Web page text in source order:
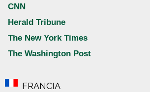
CNN
Herald Tribune
The New York Times
The Washington Post
FRANCIA